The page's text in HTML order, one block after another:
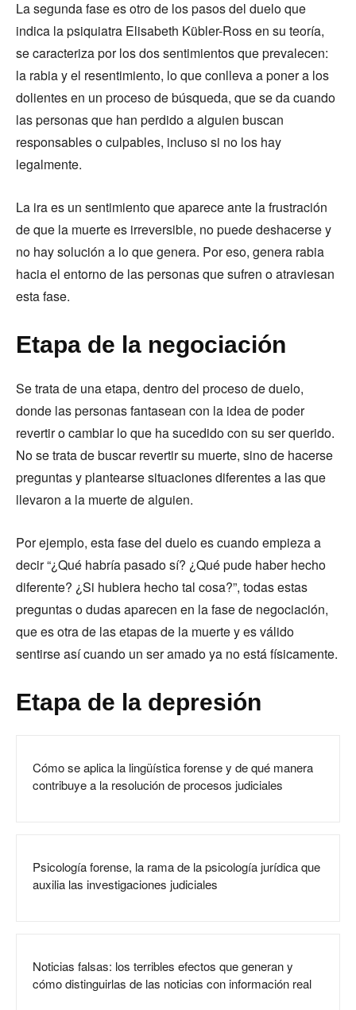
La segunda fase es otro de los pasos del duelo que
indica la psiquiatra Elisabeth Kübler-Ross en su teoría,
se caracteriza por los dos sentimientos que prevalecen:
la rabia y el resentimiento, lo que conlleva a poner a los
dolientes en un proceso de búsqueda, que se da cuando
las personas que han perdido a alguien buscan
responsables o culpables, incluso si no los hay
legalmente.
La ira es un sentimiento que aparece ante la frustración
de que la muerte es irreversible, no puede deshacerse y
no hay solución a lo que genera. Por eso, genera rabia
hacia el entorno de las personas que sufren o atraviesan
esta fase.
Etapa de la negociación
Se trata de una etapa, dentro del proceso de duelo,
donde las personas fantasean con la idea de poder
revertir o cambiar lo que ha sucedido con su ser querido.
No se trata de buscar revertir su muerte, sino de hacerse
preguntas y plantearse situaciones diferentes a las que
llevaron a la muerte de alguien.
Por ejemplo, esta fase del duelo es cuando empieza a
decir “¿Qué habría pasado sí? ¿Qué pude haber hecho
diferente? ¿Si hubiera hecho tal cosa?”, todas estas
preguntas o dudas aparecen en la fase de negociación,
que es otra de las etapas de la muerte y es válido
sentirse así cuando un ser amado ya no está físicamente.
Etapa de la depresión
Cómo se aplica la lingüística forense y de qué manera
contribuye a la resolución de procesos judiciales
Psicología forense, la rama de la psicología jurídica que
auxilia las investigaciones judiciales
Noticias falsas: los terribles efectos que generan y
cómo distinguirlas de las noticias con información real